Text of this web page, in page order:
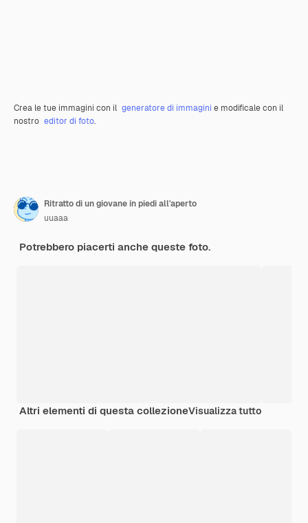
Crea le tue immagini con il generatore di immagini e modificale con il
nostro editor di foto.
Ritratto di un giovane in piedi all'aperto
uuaaa
Potrebbero piacerti anche queste foto.
Altri elementi di questa collezioneVisualizza tutto